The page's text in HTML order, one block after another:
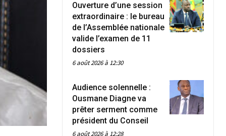
Ouverture d’une session
extraordinaire : le bureau
de l’Assemblée nationale
valide l’examen de 11
dossiers
6 août 2026 à 12:30
Audience solennelle :
Ousmane Diagne va
prêter serment comme
président du Conseil
6 août 2026 à 12:28